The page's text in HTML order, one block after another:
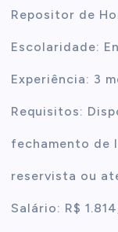
Repositor de
Escolaridade:
Experiência: 3
Requisitos:
fechamento de
reservista ou
Salário: R$